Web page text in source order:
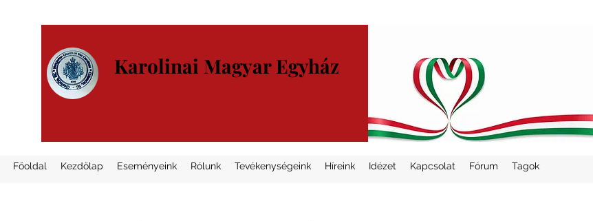
Karolinai Magyar Egyház
Főoldal Kezdőlap Eseményeink Rólunk Tevékenységeink Híreink Idézet Kapcsolat Fórum Tagok